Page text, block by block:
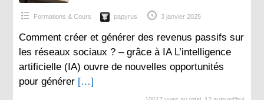
Formations & Cours papyrus 3 janvier 2025
Comment créer et générer des revenus passifs sur
les réseaux sociaux ? – grâce à IA L’intelligence
artificielle (IA) ouvre de nouvelles opportunités
pour générer […]